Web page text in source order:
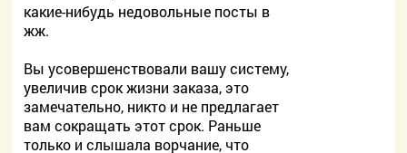
какие-нибудь недовольные посты в
жж.
Вы усовершенствовали вашу систему,
увеличив срок жизни заказа, это
замечательно, никто и не предлагает
вам сокращать этот срок. Раньше
только и слышала ворчание, что